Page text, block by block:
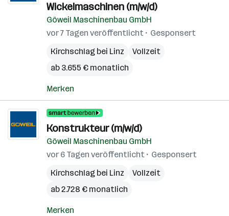
Wickelmaschinen (m/w/d)
Göweil Maschinenbau GmbH
vor 7 Tagen veröffentlicht
Gesponsert
Kirchschlag bei Linz
Vollzeit
ab 3.655 € monatlich
Merken
Konstrukteur (m/w/d)
Göweil Maschinenbau GmbH
vor 6 Tagen veröffentlicht
Gesponsert
Kirchschlag bei Linz
Vollzeit
ab 2.728 € monatlich
Merken